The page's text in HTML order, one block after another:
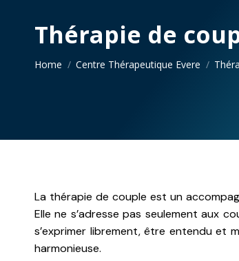
Thérapie de
You are here:
Home Centre Thérapeutique Evere
La thérapie de couple est un
Elle ne s’adresse pas seulement aux
s’exprimer librement, être entendu et
harmonieuse.